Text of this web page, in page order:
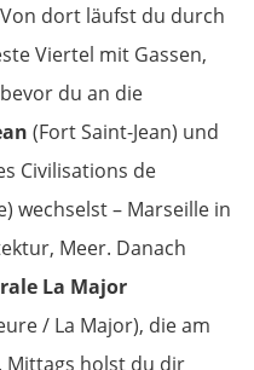
dort läufst du durch
Viertel mit Gassen,
du an die
(Fort Saint-Jean) und
Civilisations de
wechselst – Marseille in
Meer. Danach
La Major
/ La Major), die am
Mittags holst du dir